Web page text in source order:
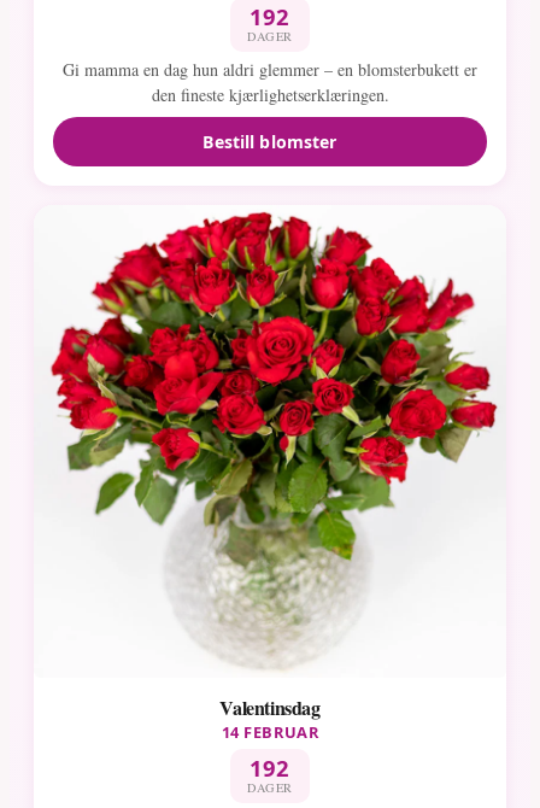
192
DAGER
Gi mamma en dag hun aldri glemmer – en blomsterbukett er
den fineste kjærlighetserklæringen.
Bestill blomster
Valentinsdag
14 FEBRUAR
192
DAGER